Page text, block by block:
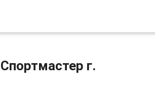
г.